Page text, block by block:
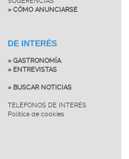
» CÓMO ANUNCIARSE
DE INTERÉS
» GASTRONOMÍA
» ENTREVISTAS
» BUSCAR NOTICIAS
TELÉFONOS DE INTERÉS
Política de cookies